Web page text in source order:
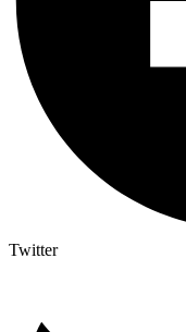
Twitter